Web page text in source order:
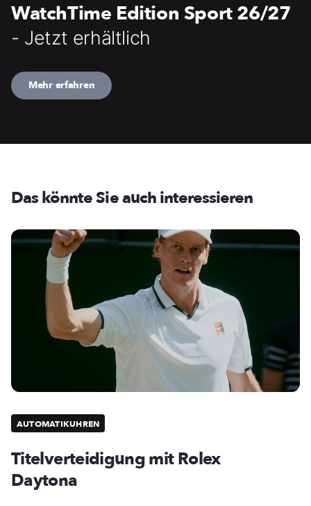
WatchTime Edition Sport 26/27
- Jetzt erhältlich
Mehr erfahren
Das könnte Sie auch interessieren
AUTOMATIKUHREN
Titelverteidigung mit Rolex
Daytona